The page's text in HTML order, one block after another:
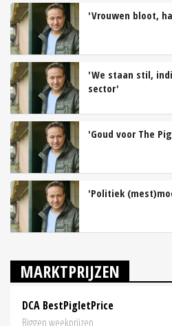
'Vrouwen bloot,
'We staan stil,
sector'
'Goud voor The
'Politiek
MARKTPRIJZEN
DCA BestPigletPrice
Biggen weekprijzen